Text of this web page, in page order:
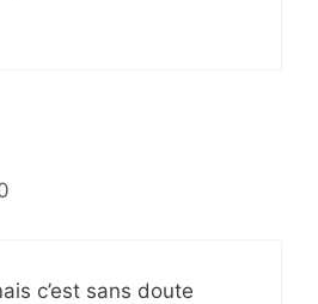
c’est sans doute